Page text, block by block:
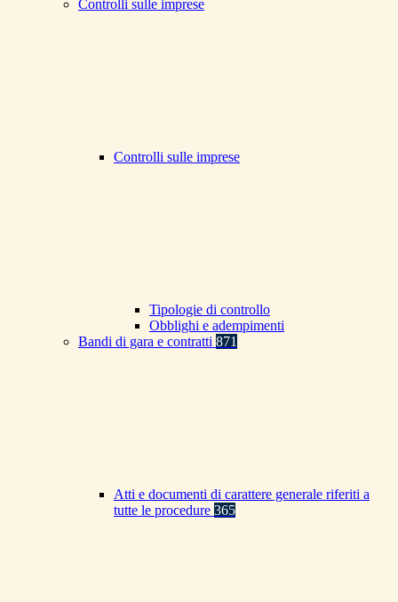
Controlli sulle imprese
Controlli sulle imprese
Tipologie di controllo
Obblighi e adempimenti
Bandi di gara e contratti 871
Atti e documenti di carattere generale riferiti a
tutte le procedure 365